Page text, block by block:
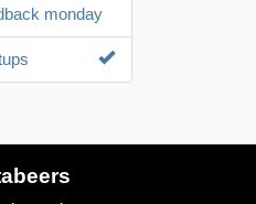
monday